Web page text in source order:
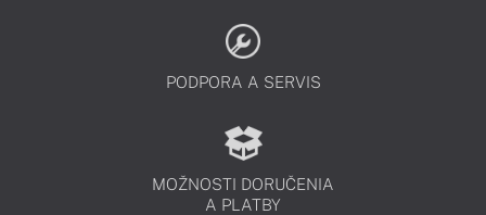
PODPORA A SERVIS
MOŽNOSTI DORUČENIA
A PLATBY